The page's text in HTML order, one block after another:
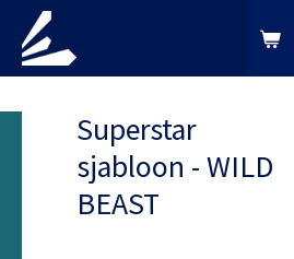
Superstar
sjabloon - WILD
BEAST